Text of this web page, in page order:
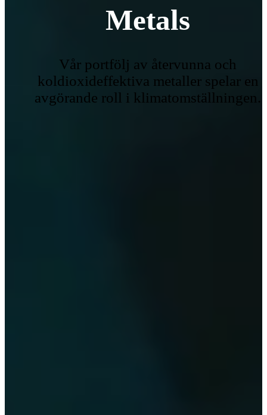
Metals
Vår portfölj av återvunna och
koldioxideffektiva metaller spelar en
avgörande roll i klimatomställningen.